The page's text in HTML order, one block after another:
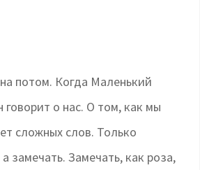
потом. Когда Маленький
о нас. О том, как мы
сложных слов. Только
замечать. Замечать, как роза,